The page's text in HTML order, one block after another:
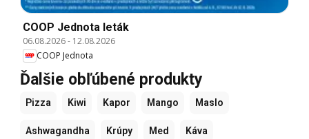
COOP Jednota leták
06.08.2026- 12.08.2026
COOP Jednota
Ďalšie obľúbené produkty
Pizza Kiwi Kapor Mango Maslo
Ashwagandha Krúpy Med Káva